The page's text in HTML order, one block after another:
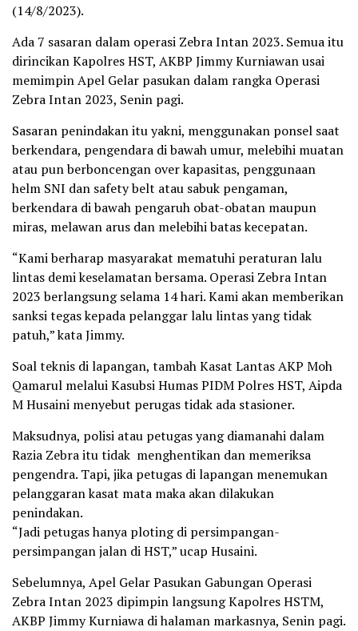
(14/8/2023).
Ada 7 sasaran dalam operasi Zebra Intan 2023. Semua itu
dirincikan Kapolres HST, AKBP Jimmy Kurniawan usai
memimpin Apel Gelar pasukan dalam rangka Operasi
Zebra Intan 2023, Senin pagi.
Sasaran penindakan itu yakni, menggunakan ponsel saat
berkendara, pengendara di bawah umur, melebihi muatan
atau pun berboncengan over kapasitas, penggunaan
helm SNI dan safety belt atau sabuk pengaman,
berkendara di bawah pengaruh obat-obatan maupun
miras, melawan arus dan melebihi batas kecepatan.
“Kami berharap masyarakat mematuhi peraturan lalu
lintas demi keselamatan bersama. Operasi Zebra Intan
2023 berlangsung selama 14 hari. Kami akan memberikan
sanksi tegas kepada pelanggar lalu lintas yang tidak
patuh,” kata Jimmy.
Soal teknis di lapangan, tambah Kasat Lantas AKP Moh
Qamarul melalui Kasubsi Humas PIDM Polres HST, Aipda
M Husaini menyebut perugas tidak ada stasioner.
Maksudnya, polisi atau petugas yang diamanahi dalam
Razia Zebra itu tidak menghentikan dan memeriksa
pengendra. Tapi, jika petugas di lapangan menemukan
pelanggaran kasat mata maka akan dilakukan
penindakan.
“Jadi petugas hanya ploting di persimpangan-
persimpangan jalan di HST,” ucap Husaini.
Sebelumnya, Apel Gelar Pasukan Gabungan Operasi
Zebra Intan 2023 dipimpin langsung Kapolres HSTM,
AKBP Jimmy Kurniawa di halaman markasnya, Senin pagi.